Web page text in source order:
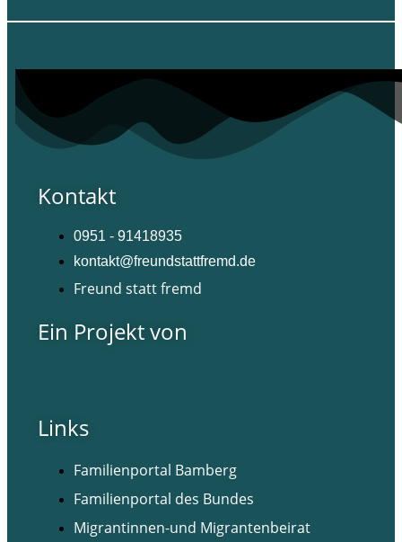
Kontakt
0951 - 91418935
kontakt@freundstattfremd.de
Freund statt fremd
Ein Projekt von
Links
Familienportal Bamberg
Familienportal des Bundes
Migrantinnen-und Migrantenbeirat